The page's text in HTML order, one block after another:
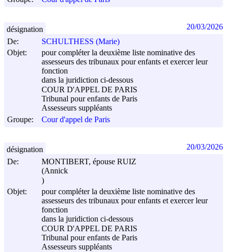
De:
SCHULTHESS (Marie)
Objet:
pour compléter la deuxième liste nominative des
assesseurs des tribunaux pour enfants et exercer leur
fonction
dans la juridiction ci-dessous
COUR D'APPEL DE PARIS
Tribunal pour enfants de Paris
Assesseurs suppléants
Groupe:
Cour d'appel de Paris
désignation 20/03/2026
De:
MONTIBERT, épouse RUIZ
(Annick
)
Objet:
pour compléter la deuxième liste nominative des
assesseurs des tribunaux pour enfants et exercer leur
fonction
dans la juridiction ci-dessous
COUR D'APPEL DE PARIS
Tribunal pour enfants de Paris
Assesseurs suppléants
désignation 20/03/2026